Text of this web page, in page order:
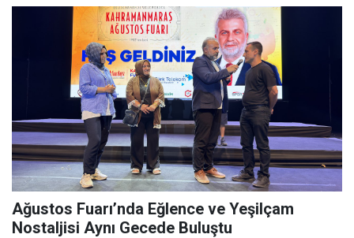
Ağustos Fuarı’nda Eğlence ve Yeşilçam
Nostaljisi Aynı Gecede Buluştu